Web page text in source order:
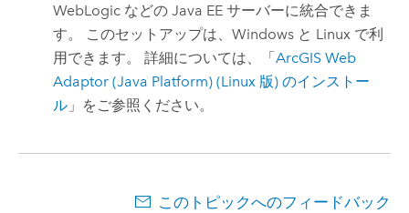
WebLogic などのJava EE サーバーに統合できま
す。 このセットアップは、Windows と Linux で利
用できます。 詳細については、「ArcGIS Web
Adaptor (Java Platform) (Linux 版) のインストー
ル 」をご参照ください。
このトピックへのフィードバック